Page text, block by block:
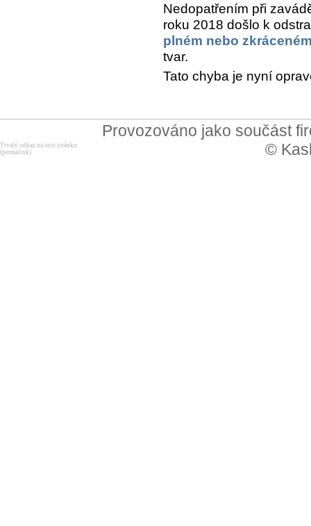
Nedopatřením při
roku 2018 došlo k
plném nebo
tvar.
Tato chyba je nyní
Provozováno jako součást
©
Trvalý odkaz na tuto stránku
(permalink)